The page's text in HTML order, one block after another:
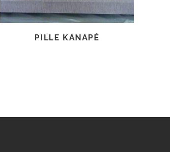
PILLE KANAPÉ